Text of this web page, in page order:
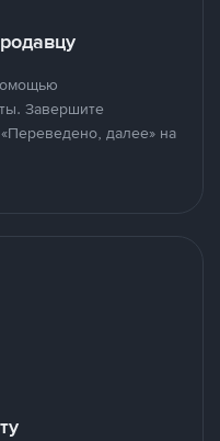
Завершите
далее» на